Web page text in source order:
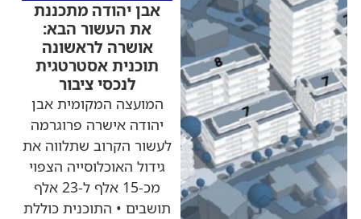
אבן יהודה מתכננת
את העשור הבא:
אושרה לראשונה
תוכנית אסטרטגית
לנכסי ציבור
המועצה המקומית אבן
יהודה אישרה פרוגרמה
לעשור הקרוב שתלווה את
גידול האוכלוסייה הצפוי
מכ-15 אלף ל-23 אלף
תושבים • התוכנית כוללת